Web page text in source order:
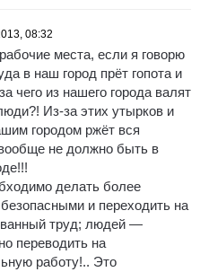
08:32
места, если я говорю
в наш город прёт гопота и
чего из нашего города валят
Из-за этих утырков и
городом ржёт вся
не должно быть в
делать более
безопасными и переходить на
труд; людей —
переводить на
работу!.. Это